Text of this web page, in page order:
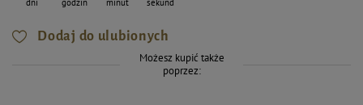
dni godzin minut sekund
Dodaj do ulubionych
Możesz kupić także
poprzez: